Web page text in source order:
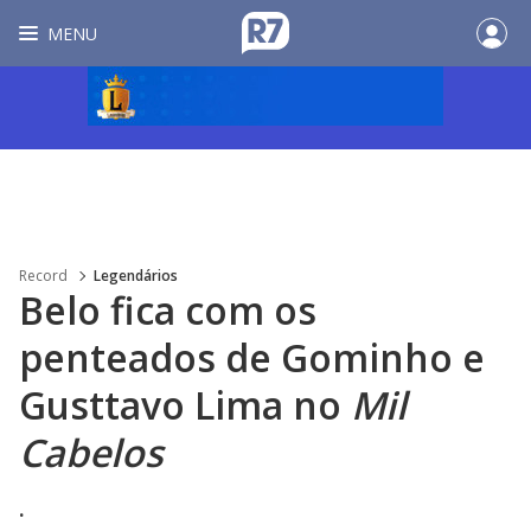
MENU
Record Legendários
Belo fica com os
penteados de Gominho e
Gusttavo Lima no Mil
Cabelos
.